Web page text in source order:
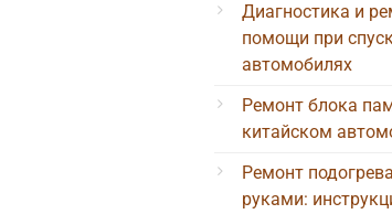
Диагностика и
помощи при
автомобилях
Ремонт блока
китайском
Ремонт
руками: